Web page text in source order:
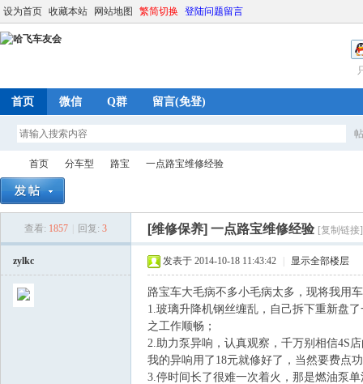
设为首页 收藏本站 网站地图 繁简切换 登陆问题留言
首页 微信 Q群 留言(免登)
首页
›
分车型
›
路宝 一点路宝维修经验
查看: 1857 回复: 3 [维修保养] 一点路宝维修经验 [复制链接]
zylkc 发表于 2014-10-18 11:43:42 显示全部楼层
路宝车大毛病不多小毛病太多，现将我用
1.玻璃升降机钢丝缠乱，自己拆下重新盘
之工作顺畅；
2.助力泵异响，认真观察，千万别相信4S
我的异响用了18元就修好了，当然要费点
3.停时间长了很难一次着火，那是燃油泵